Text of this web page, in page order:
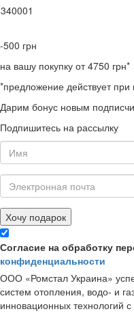
-500 грн
на вашу покупку от 4750 грн*
*предложение действует
Дарим бонус новым
Подпишитесь на рассылку
Хочу подарок
Согласие на обработку
конфиденциальности
ООО «Ромстал Украина»
систем отопления, водо- и
инновационных технологий